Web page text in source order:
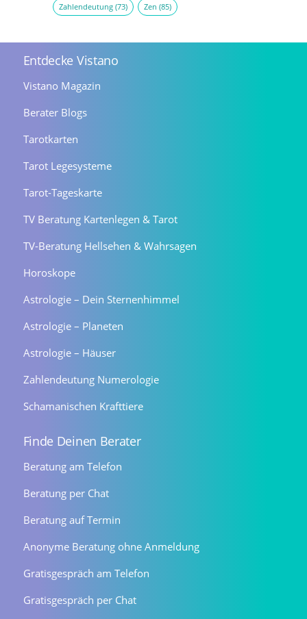
Zahlendeutung(73) Zen (85)
Entdecke Vistano
Vistano Magazin
Berater Blogs
Tarotkarten
Tarot Legesysteme
Tarot-Tageskarte
TV Beratung Kartenlegen & Tarot
TV-Beratung Hellsehen & Wahrsagen
Horoskope
Astrologie – Dein Sternenhimmel
Astrologie – Planeten
Astrologie – Häuser
Zahlendeutung Numerologie
Schamanischen Krafttiere
Finde Deinen Berater
Beratung am Telefon
Beratung per Chat
Beratung auf Termin
Anonyme Beratung ohne Anmeldung
Gratisgespräch am Telefon
Gratisgespräch per Chat